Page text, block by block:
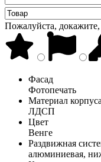
Пожалуйста,
Фасад
Фотопечать
Материал корпуса
ЛДСП
Цвет
Венге
Раздвижная
алюминиевая,